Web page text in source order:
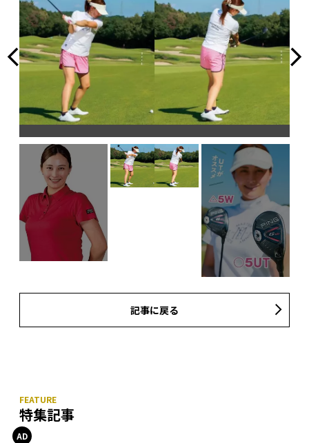
記事に戻る
特集記事